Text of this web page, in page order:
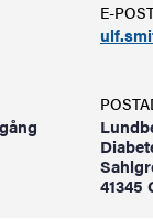
E-
41345